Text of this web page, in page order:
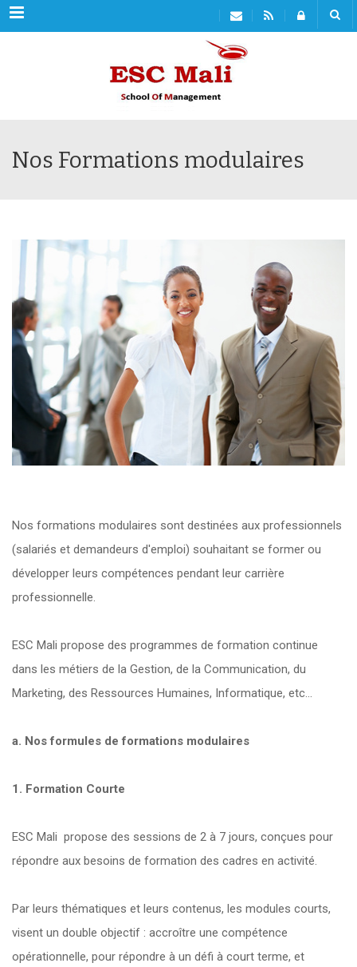
Menu
Nos Formations modulaires
Nos formations modulaires sont destinées aux professionnels
(salariés et demandeurs d'emploi) souhaitant se former ou
développer leurs compétences pendant leur carrière
professionnelle.
ESC Mali propose des programmes de formation continue
dans les métiers de la Gestion, de la Communication, du
Marketing, des Ressources Humaines, Informatique, etc…
a. Nos formules de formations modulaires
1. Formation Courte
ESC Mali propose des sessions de 2 à 7 jours, conçues pour
répondre aux besoins de formation des cadres en activité.
Par leurs thématiques et leurs contenus, les modules courts,
visent un double objectif : accroître une compétence
opérationnelle, pour répondre à un défi à court terme, et